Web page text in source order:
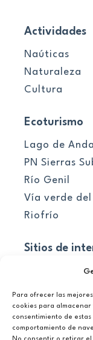
Para ofrecer las
cookies para
consentimiento de
comportamiento de
Actividades
Naúticas
Naturaleza
Cultura
Ecoturismo
Lago de
PN Sierras
Río Genil
Vía verde
Riofrío
Sitios de
El embalse
Información